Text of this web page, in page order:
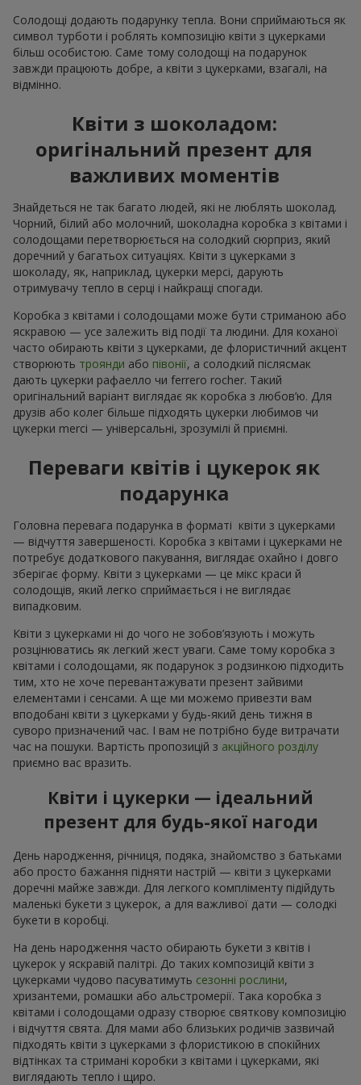
Солодощі додають подарунку тепла. Вони сприймаються як
символ турботи і роблять композицію квіти з цукерками
більш особистою. Саме тому солодощі на подарунок
завжди працюють добре, а квіти з цукерками, взагалі, на
відмінно.
Квіти з шоколадом:
оригінальний презент для
важливих моментів
Знайдеться не так багато людей, які не люблять шоколад.
Чорний, білий або молочний, шоколадна коробка з квітами і
солодощами перетворюється на солодкий сюрприз, який
доречний у багатьох ситуаціях. Квіти з цукерками з
шоколаду, як, наприклад, цукерки мерсі, дарують
отримувачу тепло в серці і найкращі спогади.
Коробка з квітами і солодощами може бути стриманою або
яскравою — усе залежить від події та людини. Для коханої
часто обирають квіти з цукерками, де флористичний акцент
створюють троянди або півонії, а солодкий післясмак
дають цукерки рафаелло чи ferrero rocher. Такий
оригінальний варіант виглядає як коробка з любов’ю. Для
друзів або колег більше підходять цукерки любимов чи
цукерки merci — універсальні, зрозумілі й приємні.
Переваги квітів і цукерок як
подарунка
Головна перевага подарунка в форматі квіти з цукерками
— відчуття завершеності. Коробка з квітами і цукерками не
потребує додаткового пакування, виглядає охайно і довго
зберігає форму. Квіти з цукерками — це мікс краси й
солодощів, який легко сприймається і не виглядає
випадковим.
Квіти з цукерками ні до чого не зобов’язують і можуть
розцінюватись як легкий жест уваги. Саме тому коробка з
квітами і солодощами, як подарунок з родзинкою підходить
тим, хто не хоче перевантажувати презент зайвими
елементами і сенсами. А ще ми можемо привезти вам
вподобані квіти з цукерками у будь-який день тижня в
суворо призначений час. І вам не потрібно буде витрачати
час на пошуки. Вартість пропозицій з акційного розділу
приємно вас вразить.
Квіти і цукерки — ідеальний
презент для будь-якої нагоди
День народження, річниця, подяка, знайомство з батьками
або просто бажання підняти настрій — квіти з цукерками
доречні майже завжди. Для легкого компліменту підійдуть
маленькі букети з цукерок, а для важливої дати — солодкі
букети в коробці.
На день народження часто обирають букети з квітів і
цукерок у яскравій палітрі. До таких композицій квіти з
цукерками чудово пасуватимуть сезонні рослини,
хризантеми, ромашки або альстромерії. Така коробка з
квітами і солодощами одразу створює святкову композицію
і відчуття свята. Для мами або близьких родичів зазвичай
підходять квіти з цукерками з флористикою в спокійних
відтінках та стримані коробки з квітами і цукерками, які
виглядають тепло і щиро.